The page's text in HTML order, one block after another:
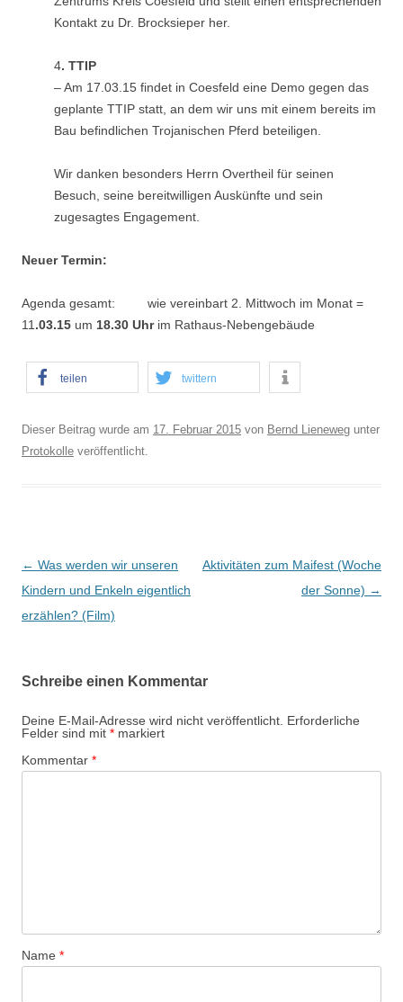
Kontakt zu Dr. Brocksieper her.
4. TTIP
– Am 17.03.15 findet in Coesfeld eine Demo gegen das
geplante TTIP statt, an dem wir uns mit einem bereits im
Bau befindlichen Trojanischen Pferd beteiligen.
Wir danken besonders Herrn Overtheil für seinen
Besuch, seine bereitwilligen Auskünfte und sein
zugesagtes Engagement.
Neuer Termin:
Agenda gesamt: wie vereinbart 2. Mittwoch im Monat =
11 .03.15 um 18.30 Uhrim Rathaus-Nebengebäude
teilen twittern
Dieser Beitrag wurde am 17. Februar 2015 von Bernd Lieneweg unter
Protokolle veröffentlicht.
B
e
i
a
g
s
-
i
← Was werden wir unseren
Kindern und Enkeln eigentlich
erzählen? (Film)
Aktivitäten zum Maifest (Woche
der Sonne) →
Schreibe einen Kommentar
Deine E-Mail-Adresse wird nicht veröffentlicht. Erforderliche
Felder sind mit * markiert
Kommentar *
Name *